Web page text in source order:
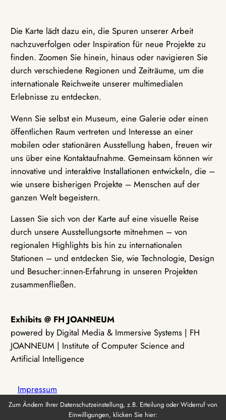
Die Karte lädt dazu ein, die Spuren unserer Arbeit
nachzuverfolgen oder Inspiration für neue Projekte zu
finden. Zoomen Sie hinein, hinaus oder navigieren Sie
durch verschiedene Regionen und Zeiträume, um die
internationale Reichweite unserer multimedialen
Erlebnisse zu entdecken.
Wenn Sie selbst ein Museum, eine Galerie oder einen
öffentlichen Raum vertreten und Interesse an einer
mobilen oder stationären Ausstellung haben, freuen wir
uns über eine Kontaktaufnahme. Gemeinsam können wir
innovative und interaktive Installationen entwickeln, die –
wie unsere bisherigen Projekte – Menschen auf der
ganzen Welt begeistern.
Lassen Sie sich von der Karte auf eine visuelle Reise
durch unsere Ausstellungsorte mitnehmen – von
regionalen Highlights bis hin zu internationalen
Stationen – und entdecken Sie, wie Technologie, Design
und Besucher:innen-Erfahrung in unseren Projekten
zusammenfließen.
Exhibits @ FH JOANNEUM
powered by Digital Media & Immersive Systems | FH
JOANNEUM | Institute of Computer Science and
Artificial Intelligence
Impressum
Zum Ändern Ihrer Datenschutzeinstellung, z.B. Erteilung oder Widerruf von
Einwilligungen, klicken Sie hier: